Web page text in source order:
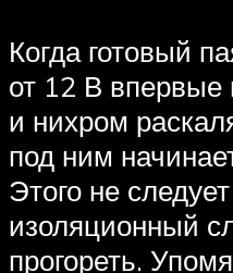
Когда готовый
от 12 В впервые
и нихром
под ним
Этого не
изоляционный
прогореть.